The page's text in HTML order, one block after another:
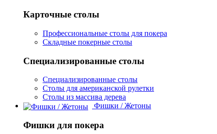
Карточные столы
Профессиональные столы для покера
Складные покерные столы
Специализированные столы
Специализированные столы
Столы для американской рулетки
Столы из массива дерева
Фишки / Жетоны
Фишки для покера